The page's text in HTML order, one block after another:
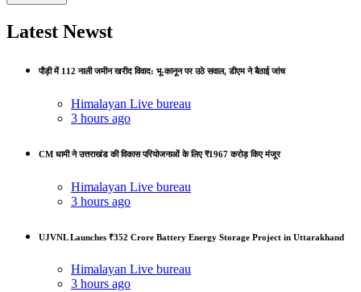
Latest Newst
पौड़ी में 112 नाली जमीन खरीद विवाद: भू-कानून पर उठे सवाल, डीएम ने बैठाई जांच
Himalayan Live bureau
3 hours ago
CM धामी ने उत्तराखंड की विकास परियोजनाओं के लिए ₹1967 करोड़ किए मंजूर
Himalayan Live bureau
3 hours ago
UJVNL Launches ₹352 Crore Battery Energy Storage Project in Uttarakhand
Himalayan Live bureau
3 hours ago